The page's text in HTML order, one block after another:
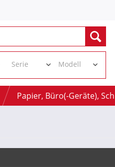
Papier, Büro(-Geräte),